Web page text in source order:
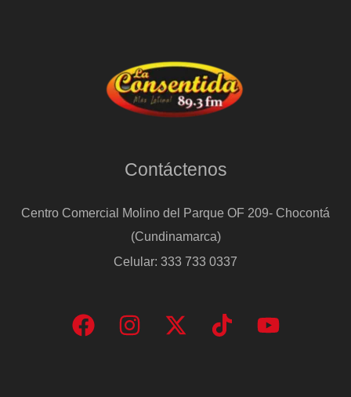
Contáctenos
Centro Comercial Molino del Parque OF 209- Chocontá
(Cundinamarca)
Celular: 333 733 0337